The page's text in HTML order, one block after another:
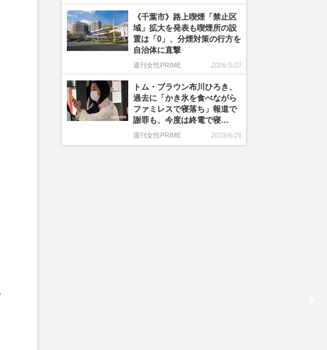
《千葉市》路上喫煙「禁止区
域」拡大を発表も喫煙所の設
置は「0」、分煙対策の行方を
自治体に直撃
週刊女性PRIME 2026/5/27
トム・ブラウン布川ひろき、
過去に「かき氷を食べながら
ファミレスで寝落ち」報道で
謝罪も、今度は終電で寝…
週刊女性PRIME 2023/6/29